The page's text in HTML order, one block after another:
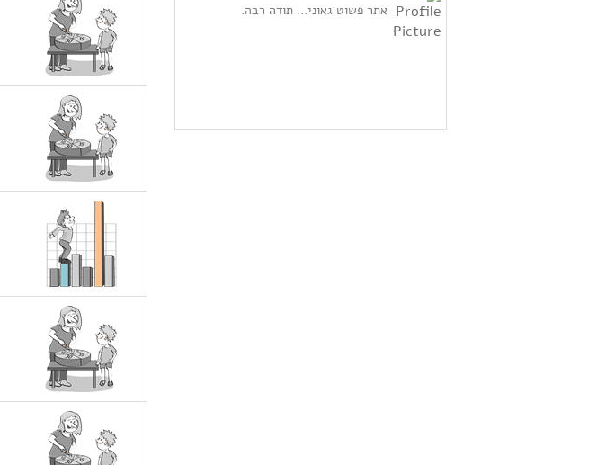
אתר פשוט גאוני... תודה רבה.